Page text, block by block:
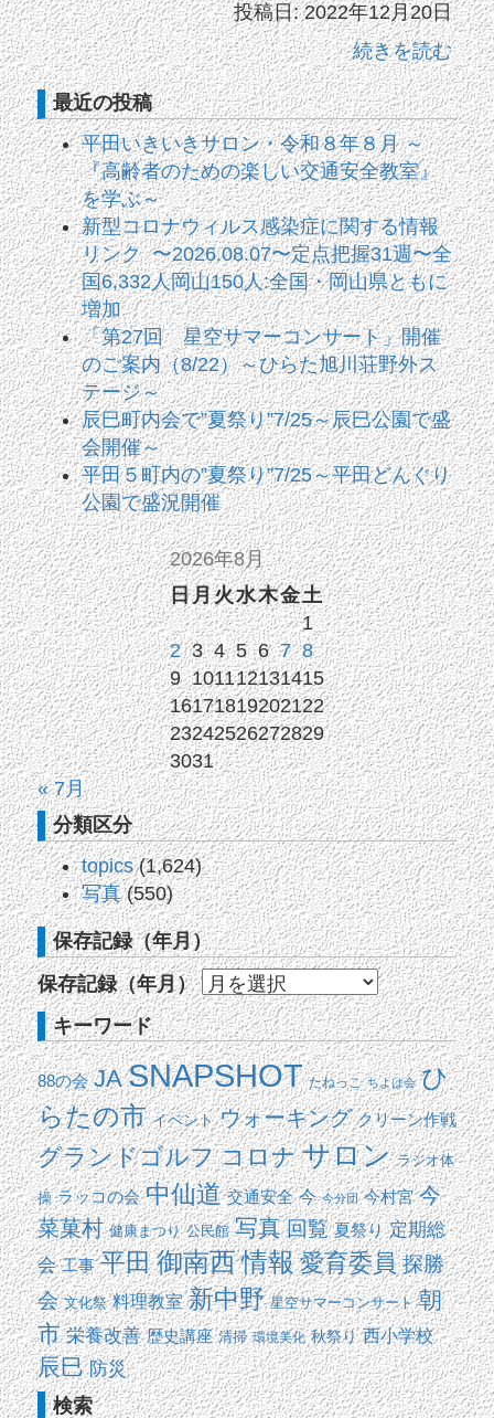
投稿日: 2022年12月20日
続きを読む
最近の投稿
平田いきいきサロン・令和８年８月 ～
『高齢者のための楽しい交通安全教室』
を学ぶ～
新型コロナウィルス感染症に関する情報
リンク 〜2026.08.07〜定点把握31週〜全
国6,332人岡山150人:全国・岡山県ともに
増加
「第27回 星空サマーコンサート」開催
のご案内（8/22）～ひらた旭川荘野外ス
テージ～
辰巳町内会で”夏祭り”7/25～辰巳公園で盛
会開催～
平田５町内の”夏祭り”7/25～平田どんぐり
公園で盛況開催
2026年8月
日月火水木金土
1
2 3 4 5 6 7 8
9 101112131415
16171819202122
23242526272829
3031
« 7月
分類区分
topics(1,624)
写真(550)
保存記録（年月）
保存記録（年月）
キーワード
88の会 JA SNAPSHOT たねっこ ちよは会 ひ
らたの市 イベント ウォーキング クリーン作戦
グランドゴルフ コロナ サロン ラジオ体
操 ラッコの会 中仙道 交通安全 今 今分団 今村宮 今
菜菓村 健康まつり 公民館 写真 回覧 夏祭り 定期総
会 工事 平田御南西情報 愛育委員 探勝
会 文化祭 料理教室 新中野 星空サマーコンサート 朝
市 栄養改善 歴史講座 清掃 環境美化 秋祭り 西小学校
辰巳 防災
検索